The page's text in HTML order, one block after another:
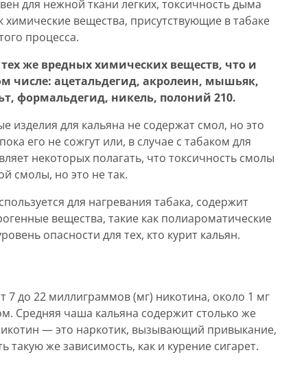
для нежной ткани легких, токсичность дыма
вещества, присутствующие в табаке
процесса.
же вредных химических веществ, что и
числе: ацетальдегид, акролеин, мышьяк,
формальдегид, никель, полоний 210.
изделия для кальяна не содержат смол, но это
его не сожгут или, в случае с табаком для
некоторых полагать, что токсичность смолы
смолы, но это не так.
для нагревания табака, содержит
вещества, такие как полиароматические
опасности для тех, кто курит кальян.
7 до 22 миллиграммов (мг) никотина, около 1 мг
Средняя чаша кальяна содержит столько же
— это наркотик, вызывающий привыкание,
же зависимость, как и курение сигарет.